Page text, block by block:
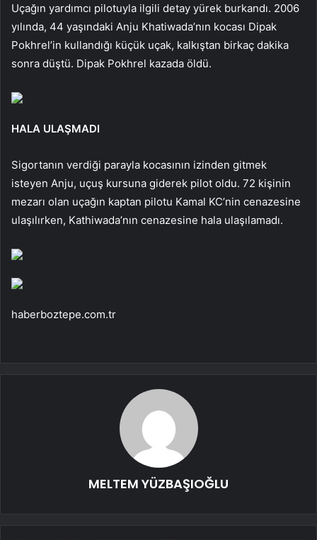
Uçağın yardımcı pilotuyla ilgili detay yürek burkandı. 2006
yılında, 44 yaşındaki Anju Khatiwada’nın kocası Dipak
Pokhrel’in kullandığı küçük uçak, kalkıştan birkaç dakika
sonra düştü. Dipak Pokhrel kazada öldü.
HALA ULAŞMADI
Sigortanın verdiği parayla kocasının izinden gitmek
isteyen Anju, uçuş kursuna giderek pilot oldu. 72 kişinin
mezarı olan uçağın kaptan pilotu Kamal KC’nin cenazesine
ulaşılırken, Kathiwada’nın cenazesine hala ulaşılamadı.
haberboztepe.com.tr
MELTEM YÜZBAŞIOĞLU